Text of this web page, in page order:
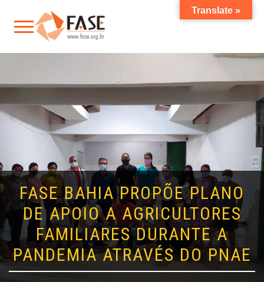
FASE BAHIA PROPÕE PLANO
DE APOIO A AGRICULTORES
FAMILIARES DURANTE A
PANDEMIA ATRAVÉS DO PNAE
Translate »